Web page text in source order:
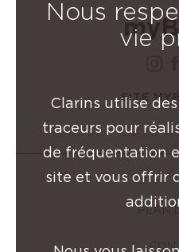
SITE
PLAN
Nous
vie
Clarins utilise
traceurs pour
de fréquentation
site et vous offrir